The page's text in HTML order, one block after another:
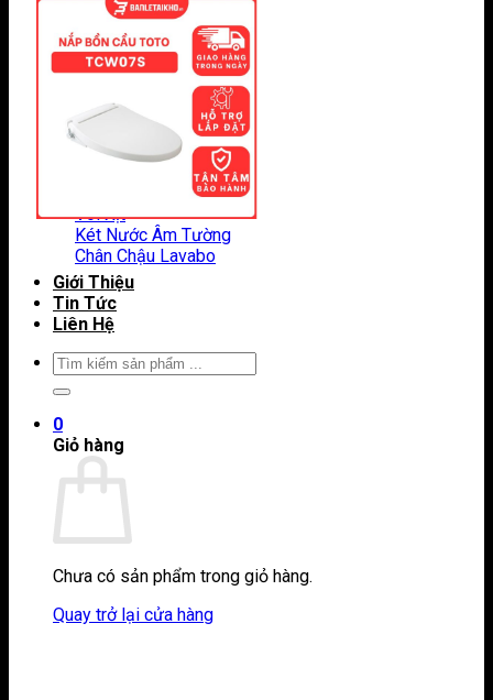
Thanh Vắt Khăn
Vòng Treo Khăn
Gương Phòng Tắm
Lô Giấy Vệ Sinh
Phụ Kiện Khác TOTO
Vòi Xịt
Két Nước Âm Tường
Chân Chậu Lavabo
Giới Thiệu
Tin Tức
Liên Hệ
Tìm
kiếm:
0
Giỏ hàng
Chưa có sản phẩm trong giỏ hàng.
Quay trở lại cửa hàng